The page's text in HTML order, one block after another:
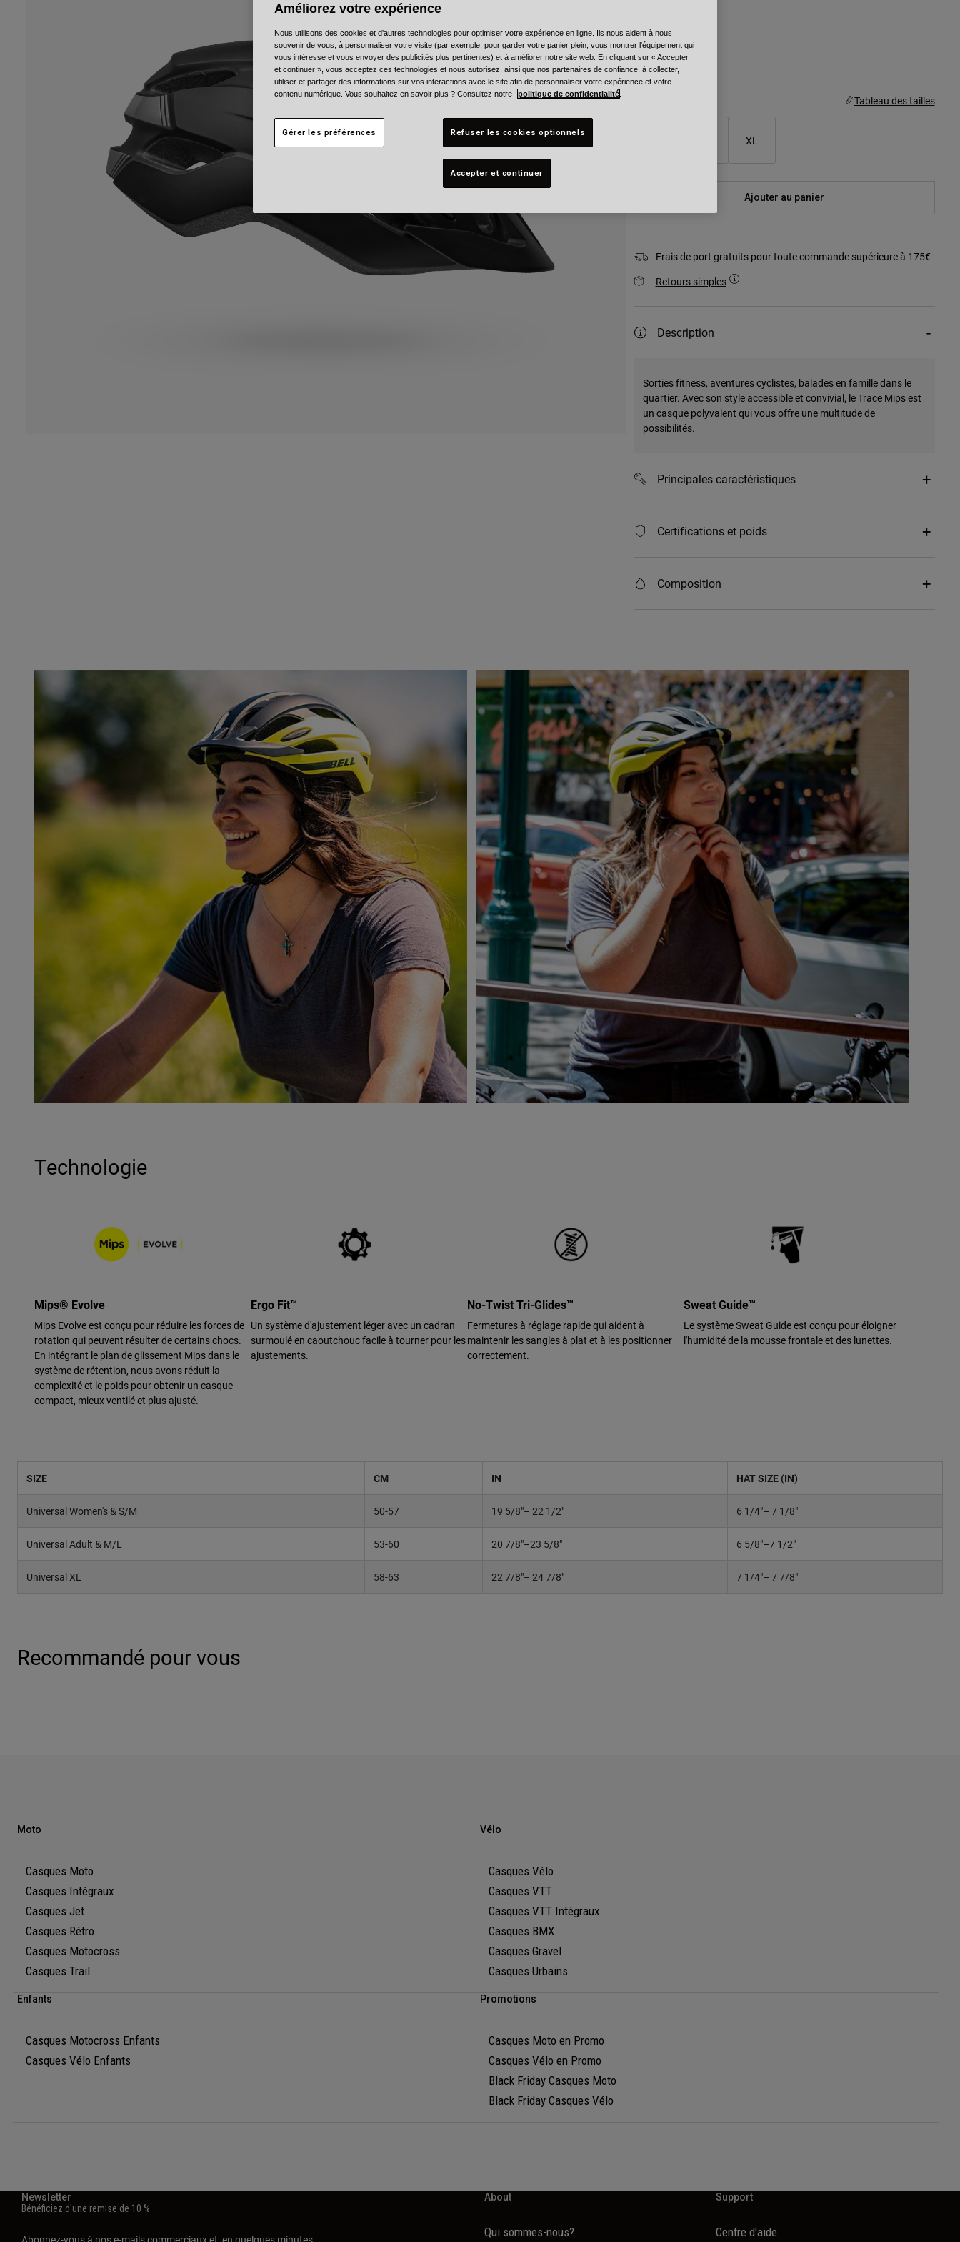
sélectionné
Tableau des tailles
XL
Ajouter au panier
Frais de port gratuits pour toute commande supérieure à 175€
Retours simples
Description
Sorties fitness, aventures cyclistes, balades en famille dans le
quartier. Avec son style accessible et convivial, le Trace Mips est
un casque polyvalent qui vous offre une multitude de
possibilités.
Principales caractéristiques
Certifications et poids
Composition
Technologie
Mips® Evolve
Mips Evolve est conçu pour réduire les forces de
rotation qui peuvent résulter de certains chocs.
En intégrant le plan de glissement Mips dans le
système de rétention, nous avons réduit la
complexité et le poids pour obtenir un casque
compact, mieux ventilé et plus ajusté.
Ergo Fit™
Un système d'ajustement léger avec un cadran
surmoulé en caoutchouc facile à tourner pour les
ajustements.
No-Twist Tri-Glides™
Fermetures à réglage rapide qui aident à
maintenir les sangles à plat et à les positionner
correctement.
Sweat Guide™
Le système Sweat Guide est conçu pour éloigner
l'humidité de la mousse frontale et des lunettes.
SIZE CM IN HAT SIZE (IN)
Universal Women's & S/M 50-57 19 5/8"– 22 1/2" 6 1/4"– 7 1/8"
Universal Adult & M/L 53-60 20 7/8"–23 5/8" 6 5/8"–7 1/2"
Universal XL 58-63 22 7/8"– 24 7/8" 7 1/4"– 7 7/8"
Recommandé pour vous
Moto
Casques Moto
Casques Intégraux
Casques Jet
Casques Rétro
Casques Motocross
Casques Trail
Vélo
Casques Vélo
Casques VTT
Casques VTT Intégraux
Casques BMX
Casques Gravel
Casques Urbains
Enfants
Casques Motocross Enfants
Casques Vélo Enfants
Promotions
Casques Moto en Promo
Casques Vélo en Promo
Black Friday Casques Moto
Black Friday Casques Vélo
Newsletter
Bénéficiez d'une remise de 10 %
Abonnez-vous à nos e-mails commerciaux et, en quelques minutes,
About
Qui sommes-nous?
Support
Centre d'aide
Améliorez votre expérience
Nous utilisons des cookies et d'autres technologies pour optimiser votre expérience en ligne. Ils nous aident à nous
souvenir de vous, à personnaliser votre visite (par exemple, pour garder votre panier plein, vous montrer l'équipement qui
vous intéresse et vous envoyer des publicités plus pertinentes) et à améliorer notre site web. En cliquant sur « Accepter
et continuer », vous acceptez ces technologies et nous autorisez, ainsi que nos partenaires de confiance, à collecter,
utiliser et partager des informations sur vos interactions avec le site afin de personnaliser votre expérience et votre
contenu numérique. Vous souhaitez en savoir plus ? Consultez notre
politique de confidentialité
Gérer les préférences Refuser les cookies optionnels
Accepter et continuer